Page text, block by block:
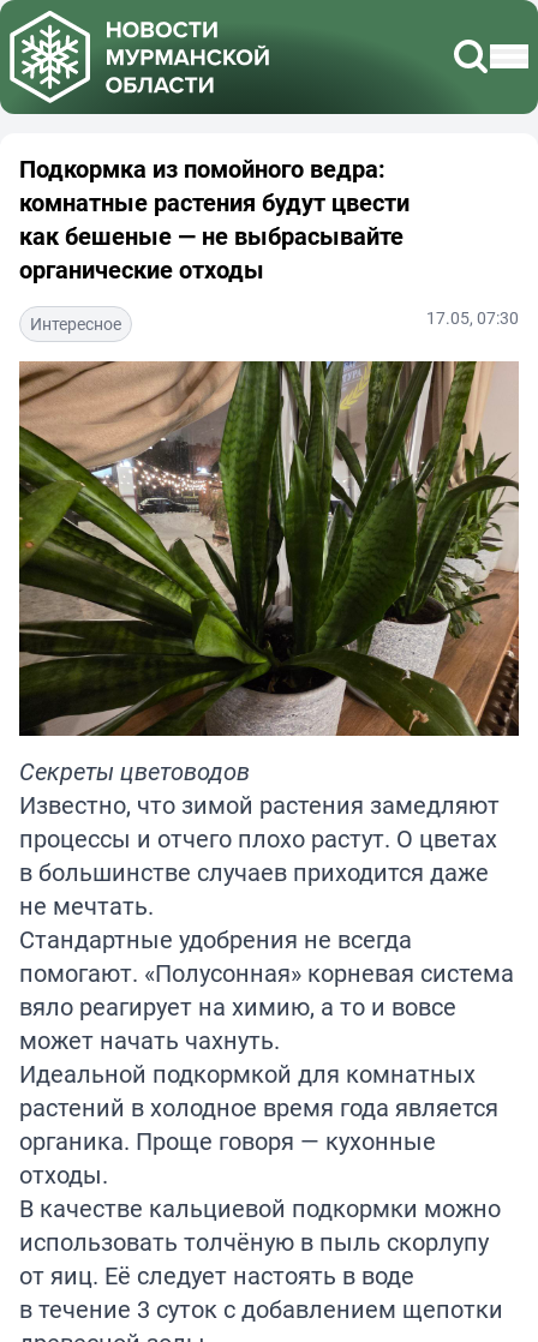
Подкормка из помойного ведра:
комнатные растения будут цвести
как бешеные — не выбрасывайте
органические отходы
Интересное 17.05, 07:30
Секреты цветоводов
Известно, что зимой растения замедляют
процессы и отчего плохо растут. О цветах
в большинстве случаев приходится даже
не мечтать.
Стандартные удобрения не всегда
помогают. «Полусонная» корневая система
вяло реагирует на химию, а то и вовсе
может начать чахнуть.
Идеальной подкормкой для комнатных
растений в холодное время года является
органика. Проще говоря — кухонные
отходы.
В качестве кальциевой подкормки можно
использовать толчёную в пыль скорлупу
от яиц. Её следует настоять в воде
в течение 3 суток с добавлением щепотки